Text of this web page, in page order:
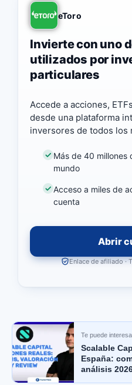
eToro
Invierte con uno
utilizados por
particulares
Accede a acciones,
desde una plataforma
inversores de todos los
Más de 40 millones
mundo
Acceso a miles de
cuenta
Abrir
Enlace de afiliado ·
Te puede
Scalable
España:
análisis